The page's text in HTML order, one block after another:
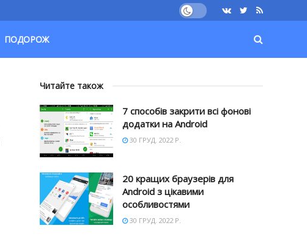
ПОДОРОЖ
Читайте також
7 способів закрити всі фонові
додатки на Android
30 ГРУД. 2022 Р.
20 кращих браузерів для
Android з цікавими
особливостями
30 ГРУД. 2022 Р.